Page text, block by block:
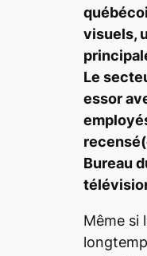
visuels,
Le
essor
Bureau
Même si